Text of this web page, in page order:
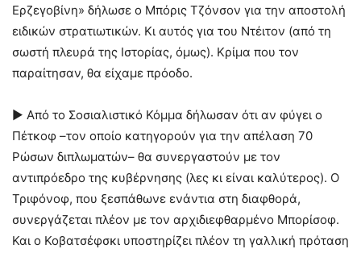
Ερζεγοβίνη» δήλωσε ο Μπόρις Τζόνσον για την αποστολή
ειδικών στρατιωτικών. Κι αυτός για του Ντέιτον (από τη
σωστή πλευρά της Ιστορίας, όμως). Κρίμα που τον
παραίτησαν, θα είχαμε πρόοδο.
► Από το Σοσιαλιστικό Κόμμα δήλωσαν ότι αν φύγει ο
Πέτκοφ –τον οποίο κατηγορούν για την απέλαση 70
Ρώσων διπλωματών– θα συνεργαστούν με τον
αντιπρόεδρο της κυβέρνησης (λες κι είναι καλύτερος). Ο
Τριφόνοφ, που ξεσπάθωνε ενάντια στη διαφθορά,
συνεργάζεται πλέον με τον αρχιδιεφθαρμένο Μπορίσοφ.
Και ο Κοβατσέφσκι υποστηρίζει πλέον τη γαλλική πρόταση